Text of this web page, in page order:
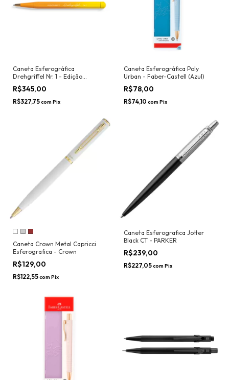
Caneta Esferográfica
Drehgriffel Nr. 1 - Edição
Limitada Gradient, Rising
Sun/Lemon
R$345,00
R$327,75com Pix
Caneta Esferográfica Poly
Urban - Faber-Castell (Azul)
R$78,00
R$74,10 com Pix
Caneta Crown Metal Capricci
Esferografica - Crown
R$129,00
R$122,55com Pix
Caneta Esferografica Jotter
Black CT - PARKER
R$239,00
R$227,05com Pix